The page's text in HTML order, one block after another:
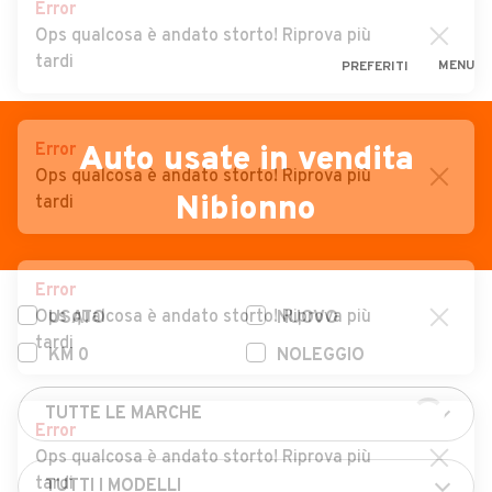
PREFERITI MENU
CERCA
Auto
Auto usate
Auto Km 0
Auto Nuove
Noleggio a lungo termine
Auto d'epoca
Moto
Camper
VENDI
MAGAZINE
ACCEDI
Auto usate in vendita
Nibionno
USATO
NUOVO
KM 0
NOLEGGIO
Error
Ops qualcosa è andato storto! Riprova più
tardi
Error
Ops qualcosa è andato storto! Riprova più
tardi
Error
Ops qualcosa è andato storto! Riprova più
tardi
Error
Ops qualcosa è andato storto! Riprova più
tardi